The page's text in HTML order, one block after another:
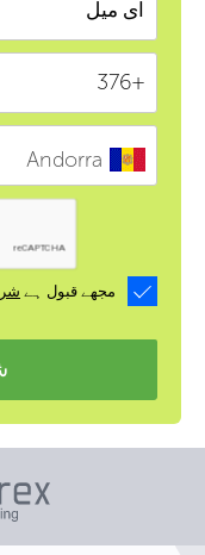
Andorra
مجھے قبول ہے